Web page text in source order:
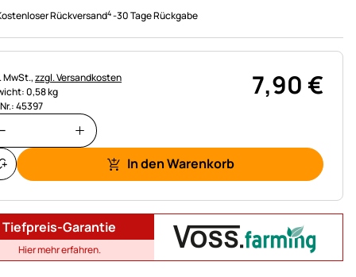
Rückversand4-30 Tage Rückgabe
MwSt.,zzgl. Versandkosten
0,58 kg
45397
7,90€
In den Warenkorb
Tiefpreis-Garantie
Hier mehr erfahren.